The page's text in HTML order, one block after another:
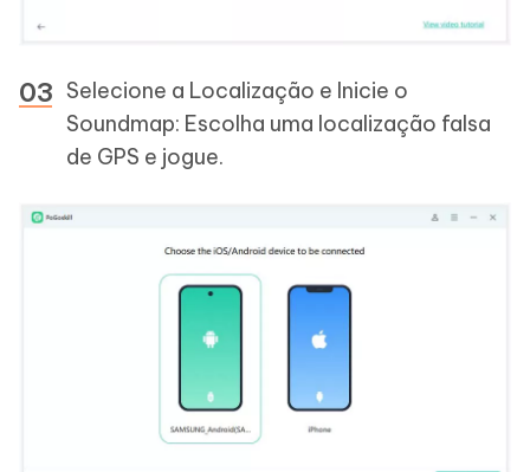
Selecione a Localização e Inicie o
Soundmap: Escolha uma localização falsa
de GPS e jogue.